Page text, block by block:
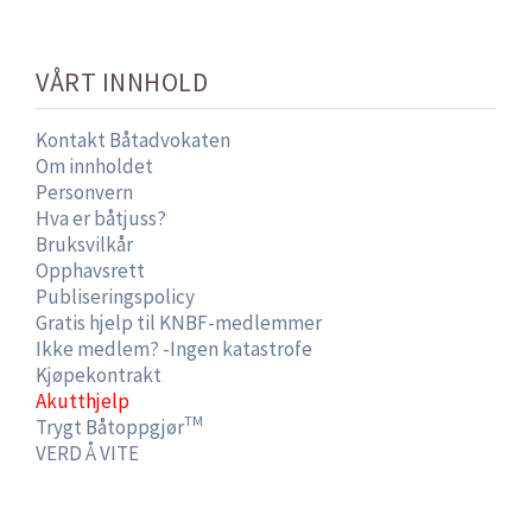
VÅRT INNHOLD
Kontakt Båtadvokaten
Om innholdet
Personvern
Hva er båtjuss?
Bruksvilkår
Opphavsrett
Publiseringspolicy
Gratis hjelp til KNBF-medlemmer
Ikke medlem? -Ingen katastrofe
Kjøpekontrakt
Akutthjelp
Trygt BåtoppgjørTM
VERD Å VITE